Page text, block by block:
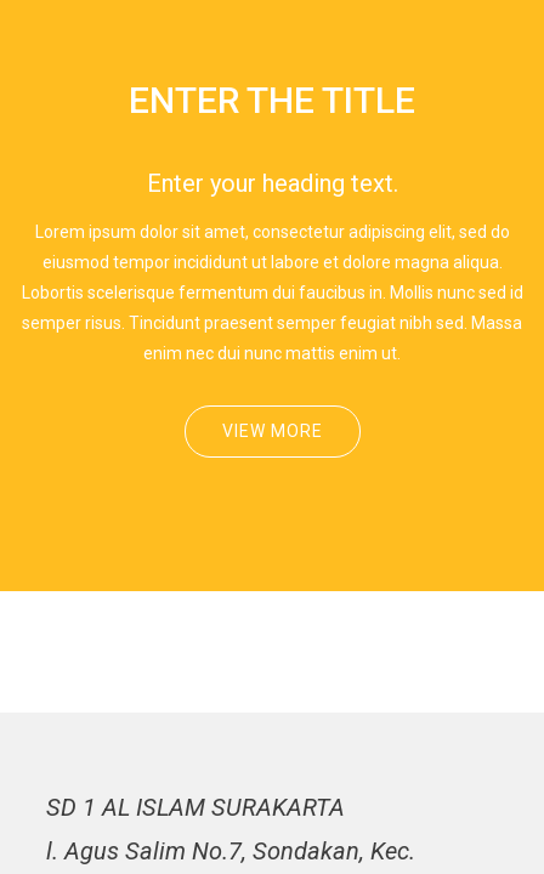
ENTER THE TITLE
Enter your heading text.
Lorem ipsum dolor sit amet, consectetur adipiscing elit, sed do
eiusmod tempor incididunt ut labore et dolore magna aliqua.
Lobortis scelerisque fermentum dui faucibus in. Mollis nunc sed id
semper risus. Tincidunt praesent semper feugiat nibh sed. Massa
enim nec dui nunc mattis enim ut.
VIEW MORE
SD 1 AL ISLAM SURAKARTA
l. Agus Salim No.7, Sondakan, Kec.